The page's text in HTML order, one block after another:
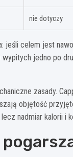
nie dotyczy
jeśli celem jest
jedno po
zasady.
objętość
nadmiar kalorii i